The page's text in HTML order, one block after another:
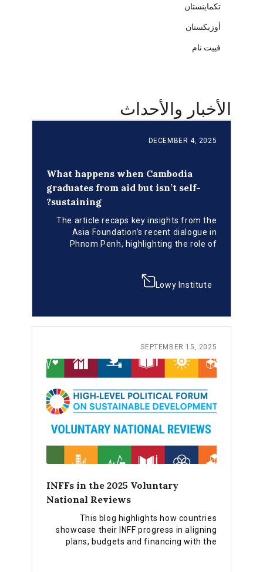
تكماينستان
أوزبكستان
فييت نام
الأخبار والأحداث
DECEMBER 4, 2025
What happens when Cambodia
graduates from aid but isn’t self-
sustaining?
The article recaps key insights from the
Asia Foundation’s recent dialogue in
Phnom Penh, highlighting the role of
resources, and building institutions for
resilient, post-graduation development.
Lowy Institute
SEPTEMBER 15, 2025
INFFs in the 2025 Voluntary
National Reviews
This blog highlights how countries
showcase their INFF progress in aligning
plans, budgets and financing with the